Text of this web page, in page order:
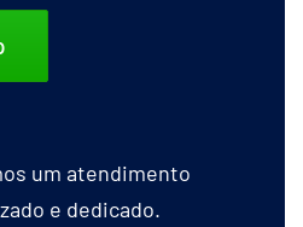
um atendimento
e dedicado.